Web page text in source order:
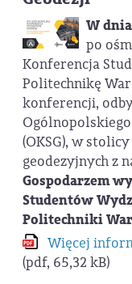
W
po
Konferencja
Politechnikę
konferencji,
(OKSG), w
geodezyjnych z
Gospodarzem
Studentów
Politechniki
Więcej
(pdf, 65,32 kB)